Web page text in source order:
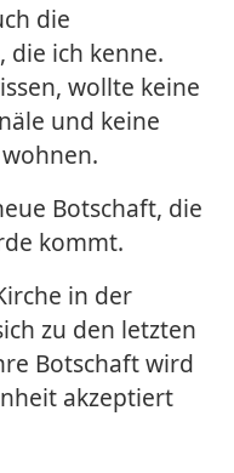
die
die ich kenne.
wollte keine
und keine
Botschaft, die
kommt.
in der
zu den letzten
Botschaft wird
akzeptiert